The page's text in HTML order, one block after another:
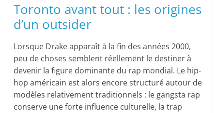
Toronto avant tout : les origines
d’un outsider
Lorsque Drake apparaît à la fin des années 2000,
peu de choses semblent réellement le destiner à
devenir la figure dominante du rap mondial. Le hip-
hop américain est alors encore structuré autour de
modèles relativement traditionnels : le gangsta rap
conserve une forte influence culturelle, la trap